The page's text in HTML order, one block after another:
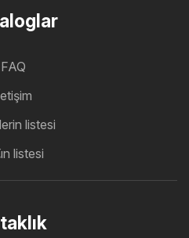
FAQ
listesi
listesi